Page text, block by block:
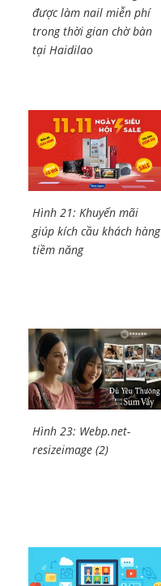
được làm nail miễn phí
trong thời gian chờ bàn
tại Haidilao
Hình 21: Khuyến mãi
giúp kích cầu khách hàng
tiềm năng
Hình 23: Webp.net-
resizeimage (2)